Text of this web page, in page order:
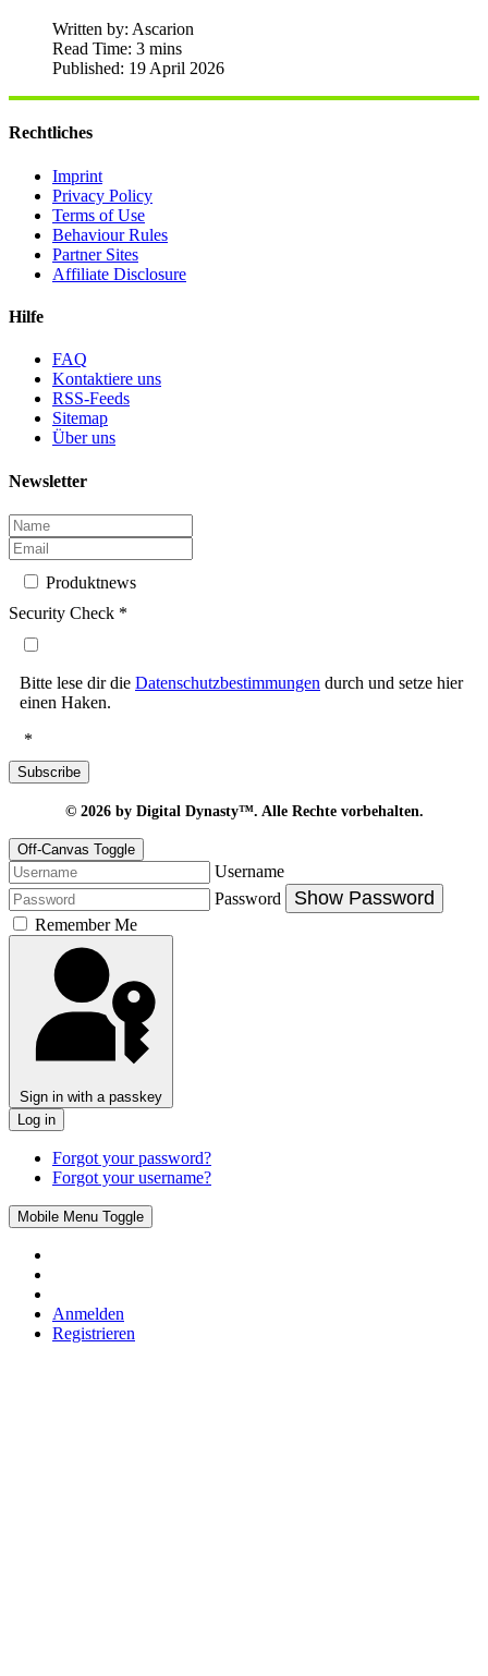
Written by: Ascarion
Read Time: 3 mins
Published: 19 April 2026
Rechtliches
Imprint
Privacy Policy
Terms of Use
Behaviour Rules
Partner Sites
Affiliate Disclosure
Hilfe
FAQ
Kontaktiere uns
RSS-Feeds
Sitemap
Über uns
Newsletter
Produktnews
Security Check *
Bitte lese dir die Datenschutzbestimmungen durch und setze hier
einen Haken.
*
Subscribe
© 2026 by Digital Dynasty™. Alle Rechte vorbehalten.
Off-Canvas Toggle
Username
Password
Show Password
Remember Me
Sign in with a passkey
Log in
Forgot your password?
Forgot your username?
Mobile Menu Toggle
Anmelden
Registrieren